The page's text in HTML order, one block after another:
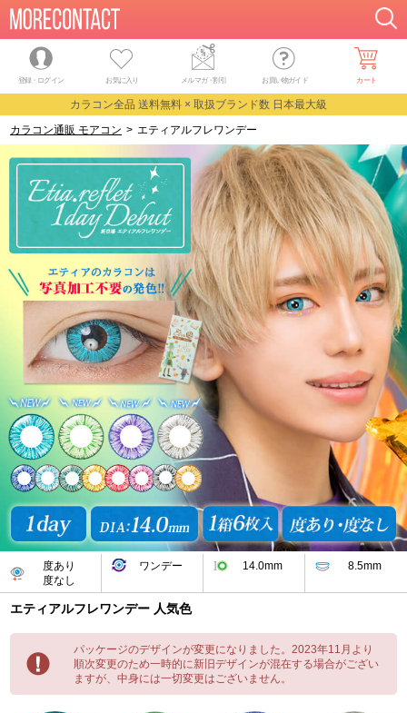
登録・ログイン お気に入り メルマガ・割引 お買い物ガイド カート
カラコン全品 送料無料 × 取扱ブランド数 日本最大級
カラコン通販 モアコン > エティアルフレワンデー
度あり
度なし
ワンデー 14.0mm 8.5mm
エティアルフレワンデー 人気色
パッケージのデザインが変更になりました。2023年11月より
順次変更のため一時的に新旧デザインが混在する場合がござい
ますが、中身には一切変更はございません。